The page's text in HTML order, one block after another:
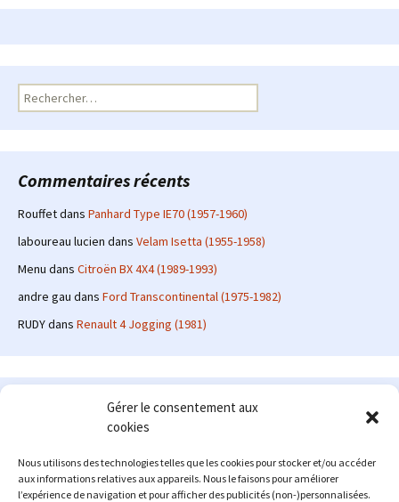
Gérer le consentement aux
cookies
Nous utilisons des technologies telles que les cookies pour stocker et/ou accéder
aux informations relatives aux appareils. Nous le faisons pour améliorer
l’expérience de navigation et pour afficher des publicités (non-)personnalisées.
Rechercher :
Commentaires récents
Rouffetdans Panhard Type IE70 (1957-1960)
laboureau lucien dans Velam Isetta (1955-1958)
Menu dans Citroën BX 4X4 (1989-1993)
andre gau dans Ford Transcontinental (1975-1982)
RUDYdans Renault 4 Jogging (1981)
Le site en quelques mots
: passionné d'automobile ancienne depuis de
internet à partir de 2009 au travers d'un blog qui a connu un relatif
succès. Fin 2013, je décide de prendre mon autonomie et me lancer